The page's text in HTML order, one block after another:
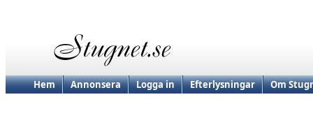
Hem Annonsera Logga in Efterlysningar Om